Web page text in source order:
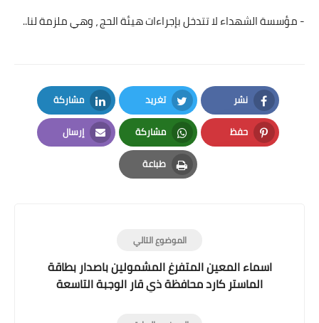
- مؤسسة الشهداء لا تتدخل بإجراءات هيئة الحج ، وهي ملزمة لنا..
نشر
Facebook
تغريد
Twitter
مشاركة
LinkedIn
حفظ
Pinterest
مشاركة
Whatsapp
إرسال
Email
طباعة
Print
الموضوع التالي
اسماء المعين المتفرغ المشمولين باصدار بطاقة
الماستر كارد محافظة ذي قار الوجبة التاسعة